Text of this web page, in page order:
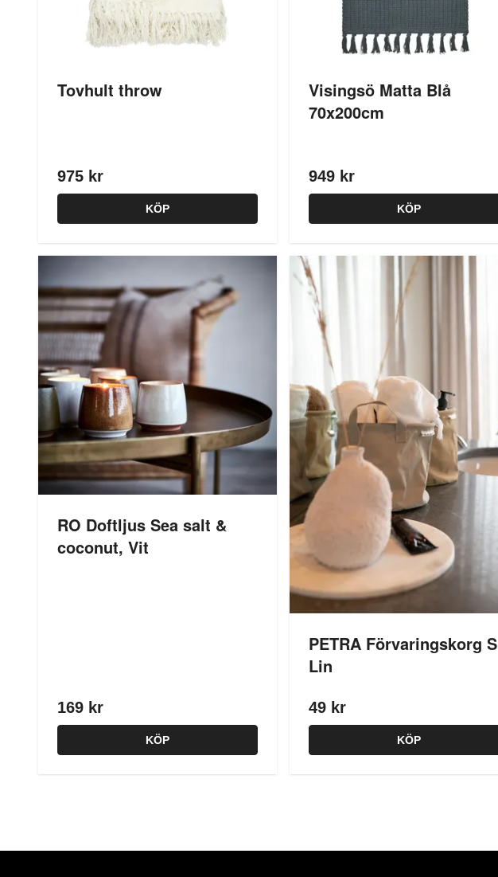
Tovhult throw
975 kr
KÖP
Visingsö Matta Blå
70x200cm
949 kr
KÖP
RO Doftljus Sea salt &
coconut, Vit
169 kr
KÖP
PETRA Förvaringskorg S
Lin
49 kr
KÖP